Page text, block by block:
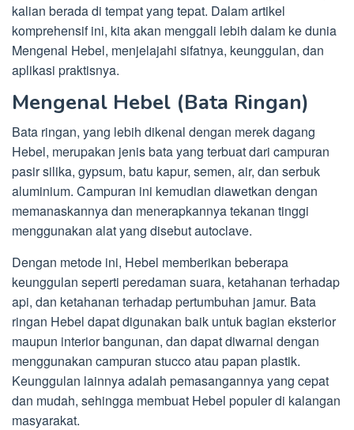
kalian berada di tempat yang tepat. Dalam artikel
komprehensif ini, kita akan menggali lebih dalam ke dunia
Mengenal Hebel, menjelajahi sifatnya, keunggulan, dan
aplikasi praktisnya.
Mengenal Hebel (Bata Ringan)
Bata ringan, yang lebih dikenal dengan merek dagang
Hebel, merupakan jenis bata yang terbuat dari campuran
pasir silika, gypsum, batu kapur, semen, air, dan serbuk
aluminium. Campuran ini kemudian diawetkan dengan
memanaskannya dan menerapkannya tekanan tinggi
menggunakan alat yang disebut autoclave.
Dengan metode ini, Hebel memberikan beberapa
keunggulan seperti peredaman suara, ketahanan terhadap
api, dan ketahanan terhadap pertumbuhan jamur. Bata
ringan Hebel dapat digunakan baik untuk bagian eksterior
maupun interior bangunan, dan dapat diwarnai dengan
menggunakan campuran stucco atau papan plastik.
Keunggulan lainnya adalah pemasangannya yang cepat
dan mudah, sehingga membuat Hebel populer di kalangan
masyarakat.